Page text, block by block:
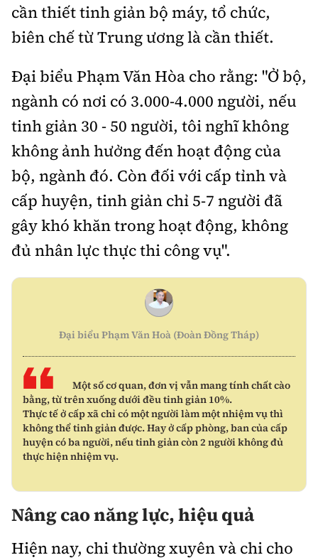
cần thiết tinh giản bộ máy, tổ chức,
biên chế từ Trung ương là cần thiết.
Đại biểu Phạm Văn Hòa cho rằng: "Ở bộ,
ngành có nơi có 3.000-4.000 người, nếu
tinh giản 30 - 50 người, tôi nghĩ không
không ảnh hưởng đến hoạt động của
bộ, ngành đó. Còn đối với cấp tỉnh và
cấp huyện, tinh giản chỉ 5-7 người đã
gây khó khăn trong hoạt động, không
đủ nhân lực thực thi công vụ".
Đại biểu Phạm Văn Hoà (Đoàn Đồng Tháp)
Một số cơ quan, đơn vị vẫn mang tính chất cào
bằng, từ trên xuống dưới đều tinh giản 10%.
Thực tế ở cấp xã chỉ có một người làm một nhiệm vụ thì
không thể tinh giản được. Hay ở cấp phòng, ban của cấp
huyện có ba người, nếu tinh giản còn 2 người không đủ
thực hiện nhiệm vụ.
Nâng cao năng lực, hiệu quả
Hiện nay, chi thường xuyên và chi cho